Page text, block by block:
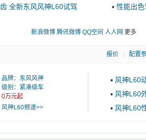
式
全新东风风神L60试驾 ▪ 性能出
新浪微博 腾讯微博 QQ空间 人人网 更多
报价 配置
品牌： 东风风神
级别：紧凑级车
0万元起
风神L60频道>>
▪ 风神L60
▪ 风神L60
▪ 风神L60